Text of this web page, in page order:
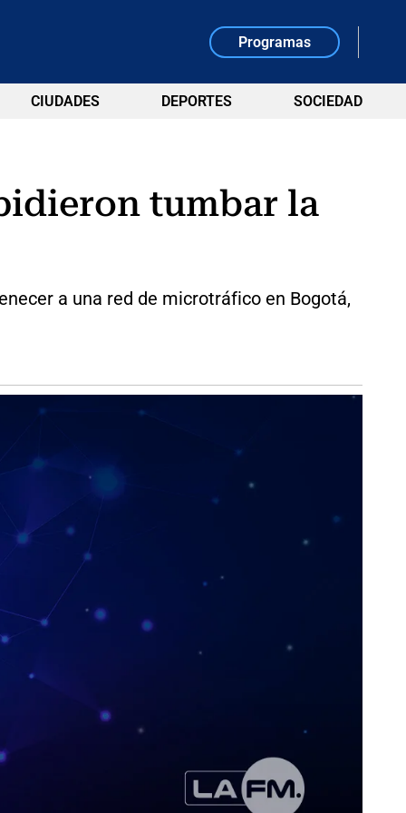
Programas
CIUDADES DEPORTES SOCIEDAD
tumbar la
a una red de microtráfico en Bogotá,